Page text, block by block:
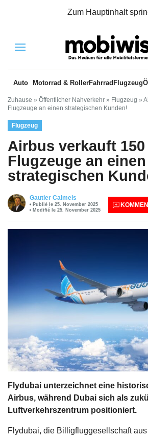
Zum Hauptinhalt
Menu
Auto Motorrad & RollerFahrrad Flugzeug
Zuhause » Öffentlicher Nahverkehr » Flugzeug »
Flugzeuge an einen strategischen Kunden!
Flugzeug
Airbus verkauft 150
Flugzeuge an einen
strategischen
Gautier Calmels
Publié le 25. November 2025
Modifié le 25. November 2025
Flydubai unterzeichnet eine
Airbus, während Dubai sich als
Luftverkehrszentrum positioniert.
Flydubai, die Billigfluggesellschaft